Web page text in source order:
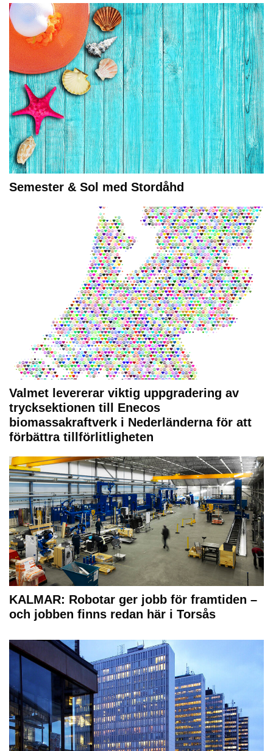
Semester & Sol med Stordåhd
Valmet levererar viktig uppgradering av
trycksektionen till Enecos
biomassakraftverk i Nederländerna för att
förbättra tillförlitligheten
KALMAR: Robotar ger jobb för framtiden –
och jobben finns redan här i Torsås